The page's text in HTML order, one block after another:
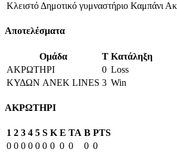
Κλειστό Δημοτικό γυμναστήριο Καμπάνι
Αποτελέσματα
Ομάδα T Κατάληξη
ΑΚΡΩΤΗΡΙ
0 Loss
ΚΥΔΩΝ ANEK LINES 3 Win
ΑΚΡΩΤΗΡΙ
1 2 3 4 5 S K E TA B PTS
0 0 0 0 0 0 0 0 0 0 0